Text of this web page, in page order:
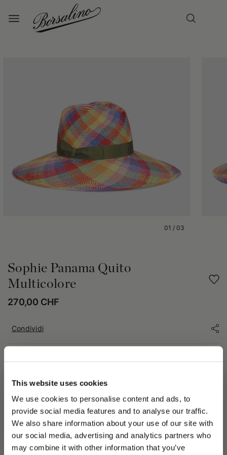
This website uses cookies
We use cookies to personalise content and ads, to
provide social media features and to analyse our traffic.
We also share information about your use of our site with
our social media, advertising and analytics partners who
may combine it with other information that you’ve
01 / 03
Sophie Panama Quito
Multicolore
270,00 CHF
Condividi
Il cappello Sophie Panama Quito Fantasia ha uno stile
multicolore pieno di energia per la Primavera Estate 2023. Ha
una tesa libera larga di 10 cm e una cinta in canneté di 4 cm
con logo. La bellezza trasformativa di Madre Natura e gli
elementi naturali di Acqua e Aria sono temi chiave per la
collezione Primavera Estate 2023. Il cappello Sophie Panama
Quito Fantasia, parte della selezione Arts and Crafts, è
ottenuto e realizzato con paglia ricavata dalle foglie della